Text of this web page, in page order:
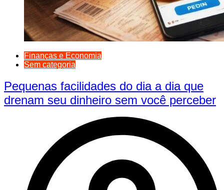
Finanças e Economia
Sem categoria
Pequenas facilidades do dia a dia que
drenam seu dinheiro sem você perceber